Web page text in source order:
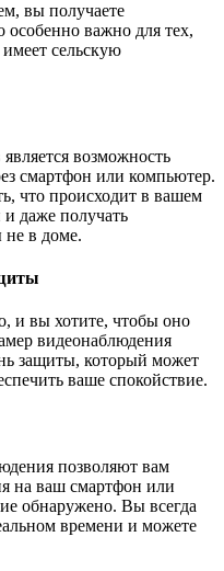
вы получаете
особенно важно для тех,
имеет сельскую
возможность
смартфон или компьютер.
что происходит в вашем
даже получать
не в доме.
и вы хотите, чтобы оно
видеонаблюдения
защиты, который может
ваше спокойствие.
позволяют вам
на ваш смартфон или
обнаружено. Вы всегда
времени и можете